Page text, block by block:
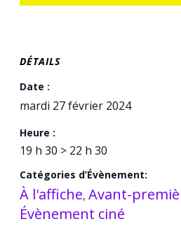
DÉTAILS
Date :
mardi 27 février 2024
Heure :
19 h 30 > 22 h 30
Catégories d’Évènement:
À l'affiche,Avant-
Évènement ciné